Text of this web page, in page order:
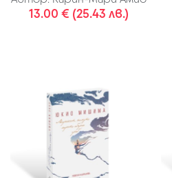
13.00 € (25.43 лв.)